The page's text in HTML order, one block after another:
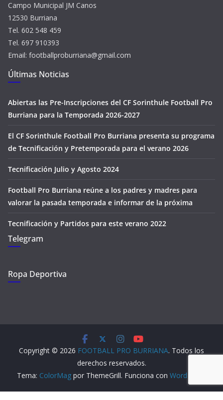
Campo Municipal JM Canos
12530 Burriana
Tel. 602 548 459
Tel. 697 910393
Email: footballproburriana@gmail.com
Últimas Noticias
Abiertas las Pre-Inscripciones del CF Sorinthule Football Pro
Burriana para la Temporada 2026-2027
El CF Sorinthule Football Pro Burriana presenta su programa
de Tecnificación y Pretemporada para el verano 2026
Tecnificación Julio y Agosto 2024
Football Pro Burriana reúne a los padres y madres para
valorar la pasada temporada e informar de la próxima
Tecnificación y Partidos para este verano 2022
Telegram
Ropa Deportiva
Copyright © 2026 FOOTBALL PRO BURRIANA. Todos los
derechos reservados.
Tema: ColorMagpor ThemeGrill. Funciona con WordPress